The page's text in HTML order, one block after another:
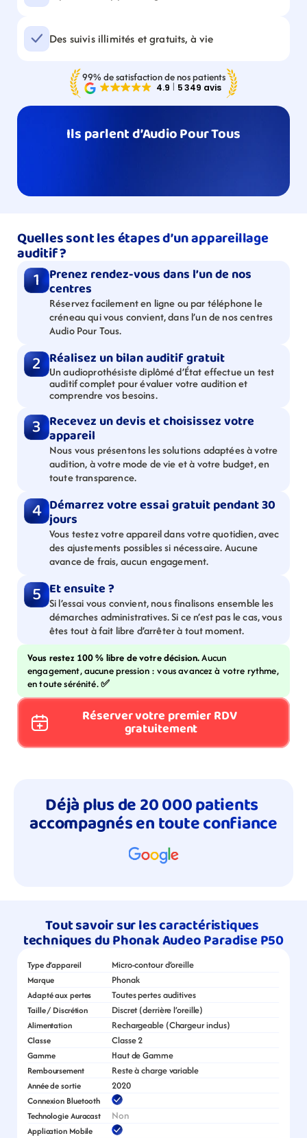
Des suivis illimités et gratuits, à vie
99% de satisfaction de nos patients
Ils parlent d’Audio Pour Tous
Quelles sont les étapes d’un appareillage
auditif ?
1 Prenez rendez-vous dans l’un de nos
centres
Réservez facilement en ligne ou par téléphone le
créneau qui vous convient, dans l’un de nos centres
Audio Pour Tous.
2 Réalisez un bilan auditif gratuit
Un audioprothésiste diplômé d’État effectue un test
auditif complet pour évaluer votre audition et
comprendre vos besoins.
3 Recevez un devis et choisissez votre
appareil
Nous vous présentons les solutions adaptées à votre
audition, à votre mode de vie et à votre budget, en
toute transparence.
4 Démarrez votre essai gratuit pendant 30
jours
Vous testez votre appareil dans votre quotidien, avec
des ajustements possibles si nécessaire. Aucune
avance de frais, aucun engagement.
5 Et ensuite ?
Si l’essai vous convient, nous finalisons ensemble les
démarches administratives. Si ce n’est pas le cas, vous
êtes tout à fait libre d’arrêter à tout moment.
Vous restez 100 % libre de votre décision. Aucun
engagement, aucune pression : vous avancez à votre rythme,
en toute sérénité. ✅
Réserver votre premier RDV
gratuitement
Déjà plus de 20 000 patients
accompagnés en toute confiance
Tout savoir sur les caractéristiques
techniques du Phonak Audeo Paradise P50
Type d’appareil Micro-contour d’oreille
Marque Phonak
Adapté aux pertes Toutes pertes auditives
Taille / Discrétion Discret (derrière l’oreille)
Alimentation Rechargeable (Chargeur inclus)
Classe Classe 2
Gamme Haut de Gamme
Remboursement Reste à charge variable
Année de sortie 2020
Connexion Bluetooth
Technologie Auracast
Non
Application Mobile